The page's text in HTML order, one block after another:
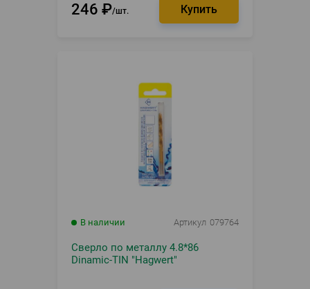
246 ₽ шт.
В наличии Артикул 079764
Сверло по металлу 4.8*86
Dinamic-TIN "Hagwert"